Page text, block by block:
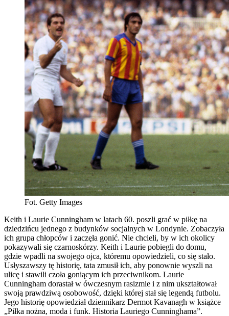
Fot. Getty Images
Keith i Laurie Cunningham w latach 60. poszli grać w piłkę na
dziedzińcu jednego z budynków socjalnych w Londynie. Zobaczyła
ich grupa chłopców i zaczęła gonić. Nie chcieli, by w ich okolicy
pokazywali się czarnoskórzy. Keith i Laurie pobiegli do domu,
gdzie wpadli na swojego ojca, któremu opowiedzieli, co się stało.
Usłyszawszy tę historię, tata zmusił ich, aby ponownie wyszli na
ulicę i stawili czoła goniącym ich przeciwnikom. Laurie
Cunningham dorastał w ówczesnym rasizmie i z nim ukształtował
swoją prawdziwą osobowość, dzięki której stał się legendą futbolu.
Jego historię opowiedział dziennikarz Dermot Kavanagh w książce
„Piłka nożna, moda i funk. Historia Lauriego Cunninghama”.